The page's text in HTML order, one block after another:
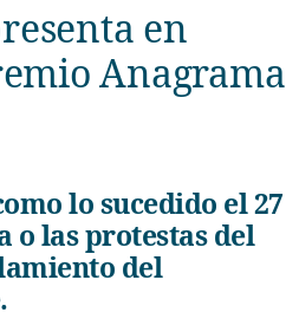
en
Anagrama
las protestas del
del